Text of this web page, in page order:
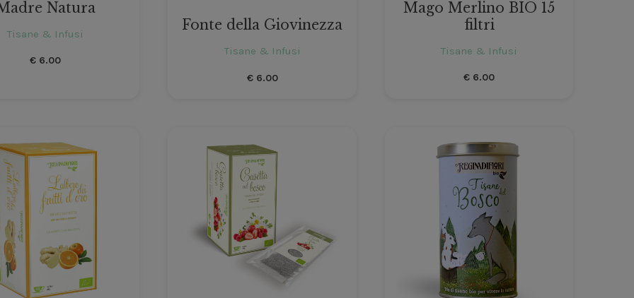
Natura
Tisane & Infusi
€ 6.00
Fonte della Giovinezza
Tisane & Infusi
€6.00
Mago Merlino BIO 15
filtri
Tisane & Infusi
€ 6.00